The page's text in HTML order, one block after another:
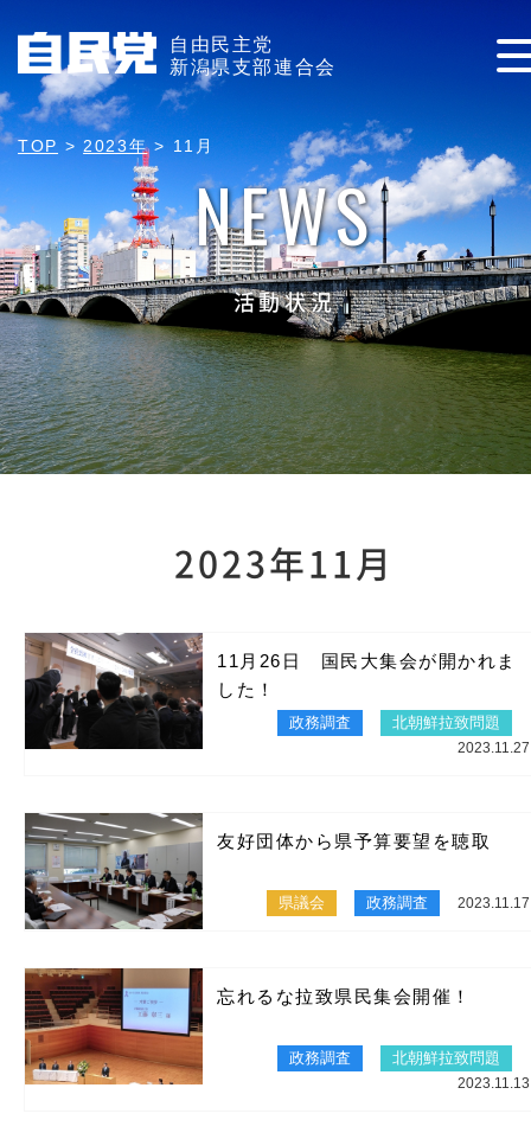
自由民主党
新潟県支部連合会
TOP > 2023年> 11月
NEWS
活動状況
2023年11月
11月26日 国民大集会が開かれま
した！
政務調査 北朝鮮拉致問題
2023.11.27
友好団体から県予算要望を聴取
県議会 政務調査 2023.11.17
忘れるな拉致県民集会開催！
政務調査 北朝鮮拉致問題
2023.11.13